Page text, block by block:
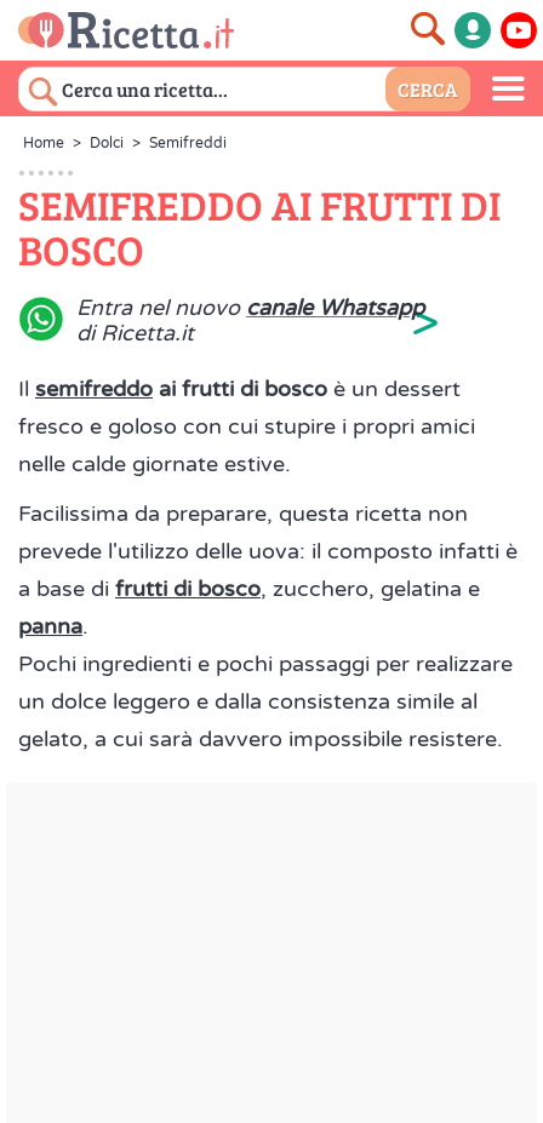
Home > Dolci > Semifreddi
SEMIFREDDO AI FRUTTI DI
BOSCO
Entra nel nuovo canale Whatsapp
di Ricetta.it
>
Il semifreddo ai frutti di bosco è un dessert
fresco e goloso con cui stupire i propri amici
nelle calde giornate estive.
Facilissima da preparare, questa ricetta non
prevede l'utilizzo delle uova: il composto infatti è
a base di frutti di bosco, zucchero, gelatina e
panna.
Pochi ingredienti e pochi passaggi per realizzare
un dolce leggero e dalla consistenza simile al
gelato, a cui sarà davvero impossibile resistere.